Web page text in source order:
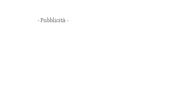
- Pubblicità -